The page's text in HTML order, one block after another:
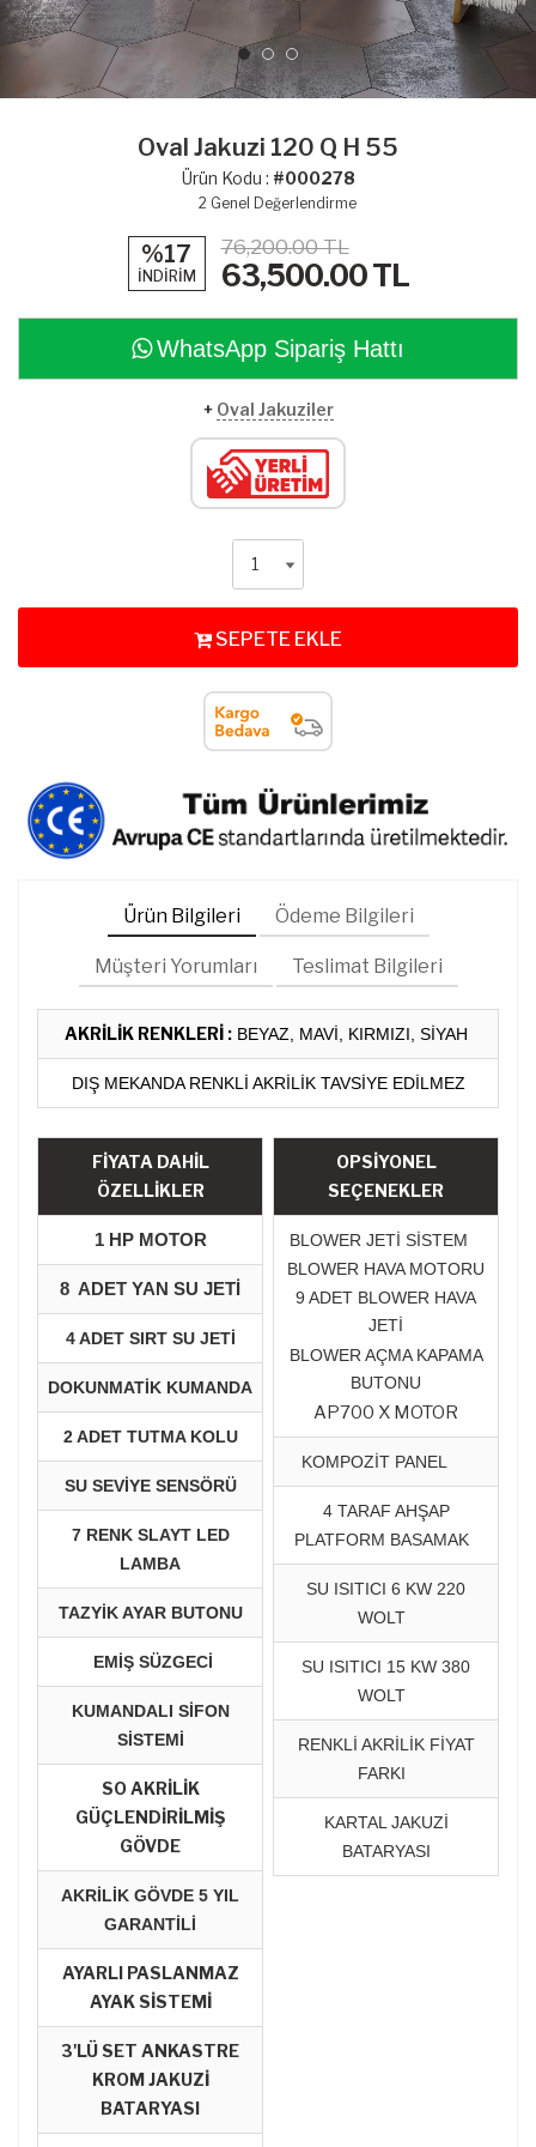
Oval Jakuzi 120 Q H 55
Ürün Kodu : #000278
2 Genel Değerlendirme
%17
İNDİRİM
76,200.00 TL
63,500.00TL
WhatsApp Sipariş Hattı
+ Oval Jakuziler
SEPETE EKLE
Ürün Bilgileri Ödeme Bilgileri
Müşteri Yorumları Teslimat Bilgileri
AKRİLİK RENKLERİ :BEYAZ, MAVİ, KIRMIZI, SİYAH
DIŞ MEKANDA RENKLİ AKRİLİK TAVSİYE EDİLMEZ
FİYATA DAHİL
ÖZELLİKLER
1 HP MOTOR
8 ADET YAN SU JETİ
4 ADET SIRT SU JETİ
DOKUNMATİK KUMANDA
2 ADET TUTMA KOLU
SU SEVİYE SENSÖRÜ
7 RENK SLAYT LED
LAMBA
TAZYİK AYAR BUTONU
EMİŞ SÜZGECİ
KUMANDALI SİFON
SİSTEMİ
SO AKRİLİK
GÜÇLENDİRİLMİŞ
GÖVDE
AKRİLİK GÖVDE 5 YIL
GARANTİLİ
AYARLI PASLANMAZ
AYAK SİSTEMİ
3'LÜ SET ANKASTRE
KROM JAKUZİ
BATARYASI
OPSİYONEL
SEÇENEKLER
BLOWER JETİ SİSTEM
BLOWER HAVA MOTORU
9 ADET BLOWER HAVA
JETİ
BLOWER AÇMA KAPAMA
BUTONU
AP700 X MOTOR
KOMPOZİT PANEL
4 TARAF AHŞAP
PLATFORM BASAMAK
SU ISITICI 6 KW 220
WOLT
SU ISITICI 15 KW 380
WOLT
RENKLİ AKRİLİK FİYAT
FARKI
KARTAL JAKUZİ
BATARYASI